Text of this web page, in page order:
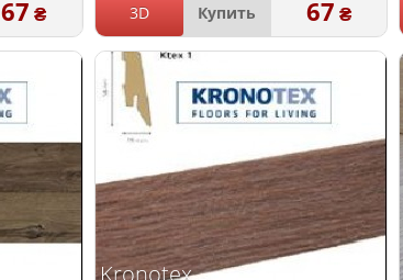
67 ₴ 3D Купить 67 ₴
Kronotex